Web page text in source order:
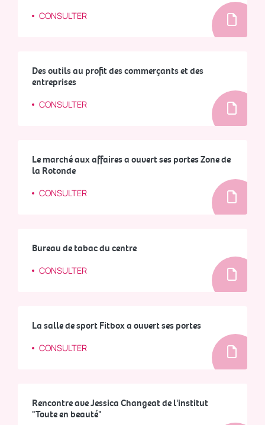
CONSULTER
Des outils au profit des commerçants et des
entreprises
CONSULTER
Le marché aux affaires a ouvert ses portes Zone de
la Rotonde
CONSULTER
Bureau de tabac du centre
CONSULTER
La salle de sport Fitbox a ouvert ses portes
CONSULTER
Rencontre ave Jessica Changeat de l'institut
"Toute en beauté"